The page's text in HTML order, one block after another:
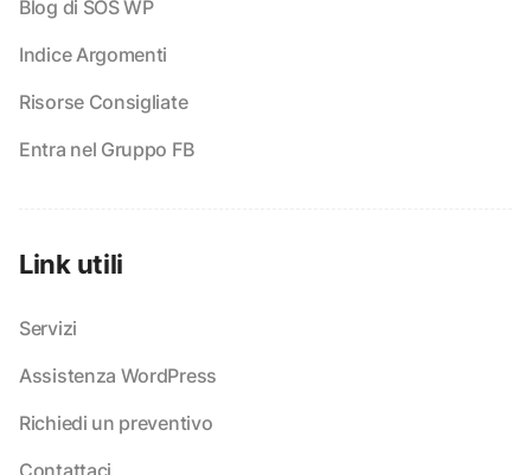
Blog di SOS WP
Indice Argomenti
Risorse Consigliate
Entra nel Gruppo FB
Link utili
Servizi
Assistenza WordPress
Richiedi un preventivo